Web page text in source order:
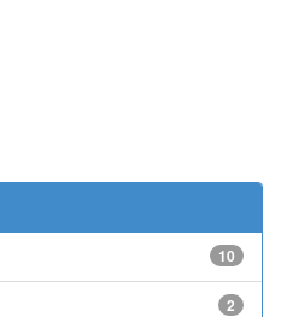
10
2